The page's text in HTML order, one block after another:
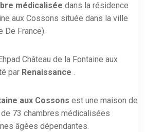
médicalisée dans la résidence
aux Cossons située dans la ville
De France).
Château de la Fontaine aux
par Renaissance .
aux Cossons est une maison de
73 chambres médicalisées
âgées dépendantes.